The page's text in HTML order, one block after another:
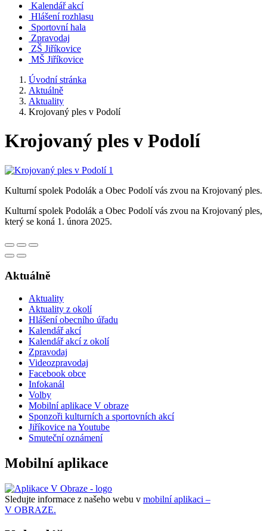
Kalendář akcí
Hlášení rozhlasu
Sportovní hala
Zpravodaj
ZŠ Jiříkovice
MŠ Jiříkovice
Úvodní stránka
Aktuálně
Aktuality
Krojovaný ples v Podolí
Krojovaný ples v Podolí
Kulturní spolek Podolák a Obec Podolí vás zvou na Krojovaný ples.
Kulturní spolek Podolák a Obec Podolí vás zvou na Krojovaný ples,
který se koná 1. února 2025.
Aktuálně
Aktuality
Aktuality z okolí
Hlášení obecního úřadu
Kalendář akcí
Kalendář akcí z okolí
Zpravodaj
Videozpravodaj
Facebook obce
Infokanál
Volby
Mobilní aplikace V obraze
Sponzoři kulturních a sportovních akcí
Jiříkovice na Youtube
Smuteční oznámení
Mobilní aplikace
Sledujte informace z našeho webu v mobilní aplikaci –
V OBRAZE.